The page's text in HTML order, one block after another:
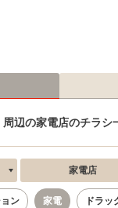
辺の家電店のチラシ
家電店
ン 家電 ドラッ